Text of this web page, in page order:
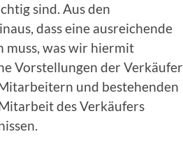
sind. Aus den
dass eine ausreichende
muss, was wir hiermit
Vorstellungen der Verkäufer
und bestehenden
des Verkäufers